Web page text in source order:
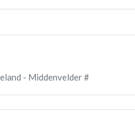
- Middenvelder #